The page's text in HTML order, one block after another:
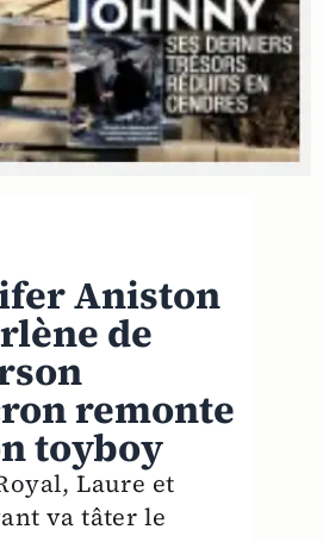
Aniston
de
remonte
toyboy
Laure et
va tâter le